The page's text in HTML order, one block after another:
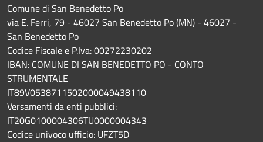
Comune di San Benedetto Po
via E. Ferri, 79 - 46027 San Benedetto Po (MN) - 46027 -
San Benedetto Po
Codice Fiscale e P.Iva: 00272230202
IBAN: COMUNE DI SAN BENEDETTO PO - CONTO
STRUMENTALE
IT89V0538711502000049438110
Versamenti da enti pubblici:
IT20G0100004306TU0000004343
Codice univoco ufficio: UFZT5D